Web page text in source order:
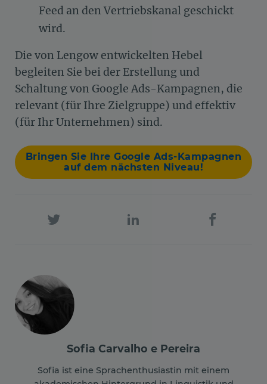
Feed an den Vertriebskanal geschickt
wird.
Die von Lengow entwickelten Hebel
begleiten Sie bei der Erstellung und
Schaltung von Google Ads-Kampagnen, die
relevant (für Ihre Zielgruppe) und effektiv
(für Ihr Unternehmen) sind.
Bringen Sie Ihre Google Ads-Kampagnen
auf dem nächsten Niveau!
Sofia Carvalho e Pereira
Sofia ist eine Sprachenthusiastin mit einem